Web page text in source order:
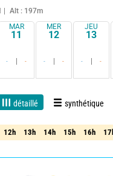
Alt : 197m
MAR
11
- -
MER
12
- -
JEU
13
- -
détaillé synthétique
Fiabilité 80%
12h 13h 14h 15h 16h
12h 13h 14h 15h 16h